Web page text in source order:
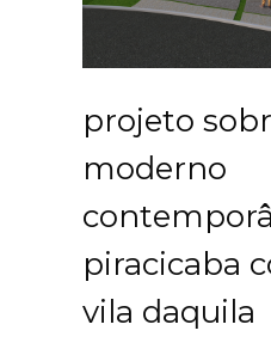
projeto
moderno
piracicaba
vila daquila